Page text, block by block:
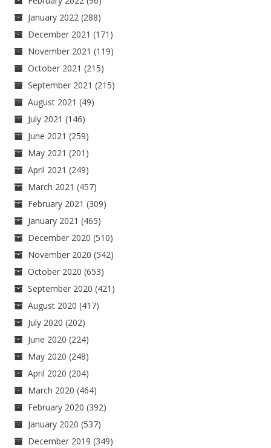
January 2022 (288)
December 2021 (171)
November 2021 (119)
October 2021 (215)
September 2021 (215)
August 2021 (49)
July 2021 (146)
June 2021 (259)
May 2021 (201)
April 2021 (249)
March 2021 (457)
February 2021 (309)
January 2021 (465)
December 2020 (510)
November 2020 (542)
October 2020 (653)
September 2020 (421)
August 2020 (417)
July 2020 (202)
June 2020 (224)
May 2020 (248)
April 2020 (204)
March 2020 (464)
February 2020 (392)
January 2020 (537)
December 2019 (349)